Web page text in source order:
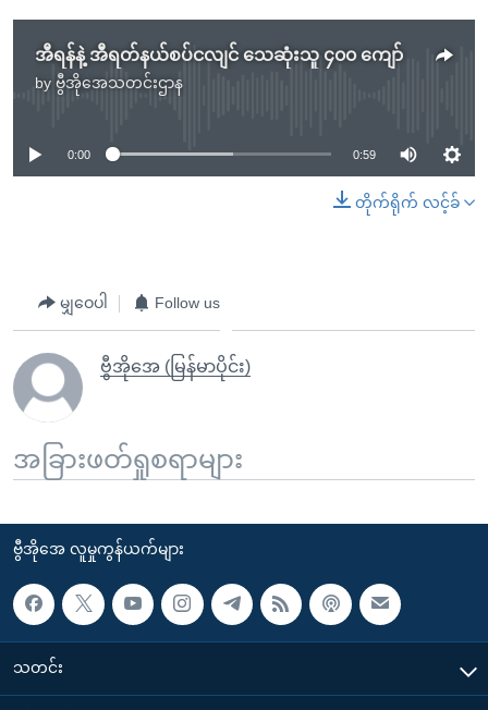
အီရန်နဲ့ အီရတ်နယ်စပ်ငလျင် သေဆုံးသူ ၄၀၀ ကျော်
by ဗွီအိုအေသတင်းဌာန
No media source currently available
0:00 0:59
တိုက်ရိုက် လင့်ခ်
မျှဝေပါ Follow us
ဗွီအိုအေ (မြန်မာပိုင်း)
အခြားဖတ်ရှုစရာများ
ဗွီအိုအေ လူမှုကွန်ယက်များ
သတင်း